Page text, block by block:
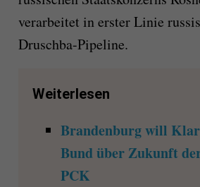
verarbeitet in erster Linie
Druschba-Pipeline.
Weiterlesen
Brandenburg will
Bund über Zukunft
PCK